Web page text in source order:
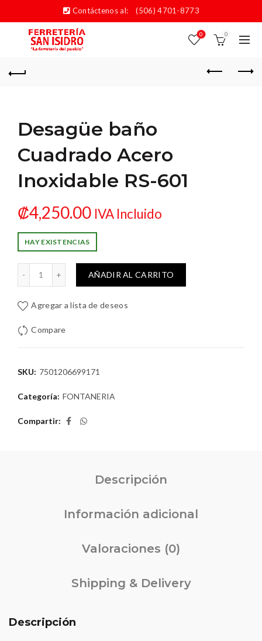
Contáctenos al: (506) 4701-8773
0 0
Desagüe baño
Cuadrado Acero
Inoxidable RS-601
₡4,250.00 IVA Incluido
HAY EXISTENCIAS
Acero Inoxidable RS-601 cantidad
AÑADIR AL CARRITO
Agregar a lista de deseos
Compare
SKU: 7501206699171
Categoría: FONTANERIA
Compartir
Descripción
Información adicional
Valoraciones (0)
Shipping & Delivery
Descripción